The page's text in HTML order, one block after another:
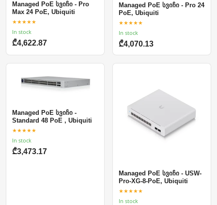
Managed PoE სვიჩი - Pro
Max 24 PoE, Ubiquiti
★★★★★
In stock
₾4,622.87
Managed PoE სვიჩი - Pro 24
PoE, Ubiquiti
★★★★★
In stock
₾4,070.13
Managed PoE სვიჩი -
Standard 48 PoE , Ubiquiti
★★★★★
In stock
₾3,473.17
Managed PoE სვიჩი - USW-
Pro-XG-8-PoE, Ubiquiti
★★★★★
In stock